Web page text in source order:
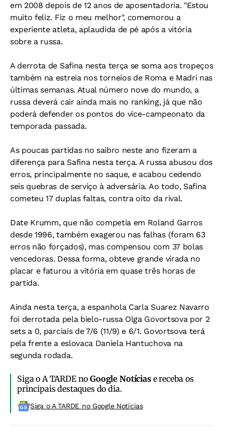
em 2008 depois de 12 anos de aposentadoria. "Estou
muito feliz. Fiz o meu melhor", comemorou a
experiente atleta, aplaudida de pé após a vitória
sobre a russa.
A derrota de Safina nesta terça se soma aos tropeços
também na estreia nos torneios de Roma e Madri nas
últimas semanas. Atual número nove do mundo, a
russa deverá cair ainda mais no ranking, já que não
poderá defender os pontos do vice-campeonato da
temporada passada.
As poucas partidas no saibro neste ano fizeram a
diferença para Safina nesta terça. A russa abusou dos
erros, principalmente no saque, e acabou cedendo
seis quebras de serviço à adversária. Ao todo, Safina
cometeu 17 duplas faltas, contra oito da rival.
Date Krumm, que não competia em Roland Garros
desde 1996, também exagerou nas falhas (foram 63
erros não forçados), mas compensou com 37 bolas
vencedoras. Dessa forma, obteve grande virada no
placar e faturou a vitória em quase três horas de
partida.
Ainda nesta terça, a espanhola Carla Suarez Navarro
foi derrotada pela bielo-russa Olga Govortsova por 2
sets a 0, parciais de 7/6 (11/9) e 6/1. Govortsova terá
pela frente a eslovaca Daniela Hantuchova na
segunda rodada.
Siga o A TARDE noGoogle Notíciase receba os
principais destaques do dia.
Siga o A TARDE no Google Noticias